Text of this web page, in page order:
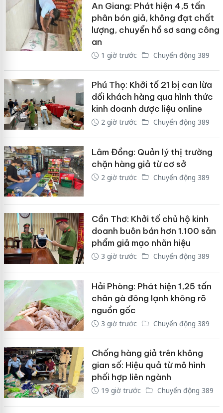
An Giang: Phát hiện 4,5 tấn
phân bón giả, không đạt chất
lượng, chuyển hồ sơ sang công
an
1 giờ trước Chuyển động 389
Phú Thọ: Khởi tố 21 bị can lừa
dối khách hàng qua hình thức
kinh doanh dược liệu online
2 giờ trước Chuyển động 389
Lâm Đồng: Quản lý thị trường
chặn hàng giả từ cơ sở
2 giờ trước Chuyển động 389
Cần Thơ: Khởi tố chủ hộ kinh
doanh buôn bán hơn 1.100 sản
phẩm giả mạo nhãn hiệu
3 giờ trước Chuyển động 389
Hải Phòng: Phát hiện 1,25 tấn
chân gà đông lạnh không rõ
nguồn gốc
3 giờ trước Chuyển động 389
Chống hàng giả trên không
gian số: Hiệu quả từ mô hình
phối hợp liên ngành
19 giờ trước Chuyển động 389